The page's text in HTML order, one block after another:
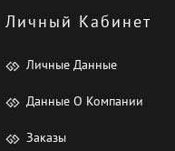
Личный Кабинет
Личные Данные
Данные О Компании
Заказы